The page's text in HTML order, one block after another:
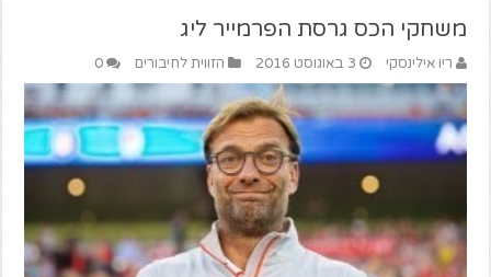
משחקי הכס גרסת הפרמייר ליג
ריו אילינסקי 3 באוגוסט 2016 הזווית לחיבורים 0